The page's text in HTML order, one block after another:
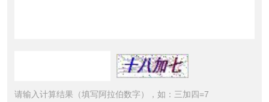
请输入计算结果（填写阿拉伯数字），如：三加四=7